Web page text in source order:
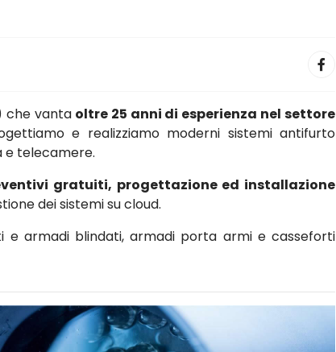
che vantaoltre 25 anni di esperienza nel settore
e realizziamo moderni sistemi antifurto
e telecamere.
gratuiti, progettazione ed installazione
dei sistemi su cloud.
e armadi blindati, armadi porta armi e casseforti